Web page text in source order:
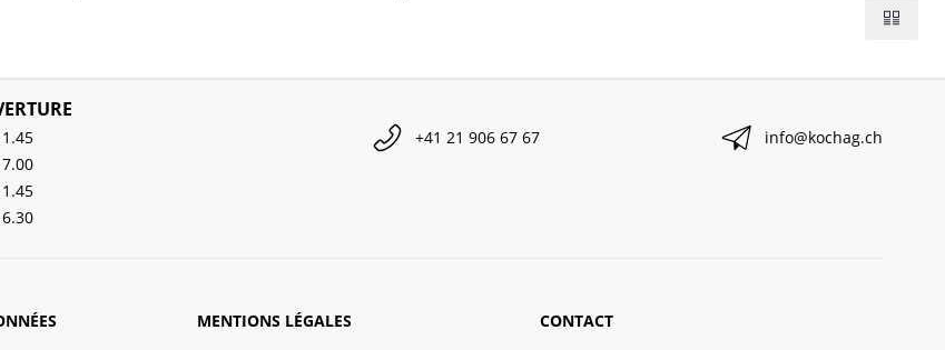
+41 21 906 67 67 info@kochag.ch
MENTIONS LÉGALES CONTACT